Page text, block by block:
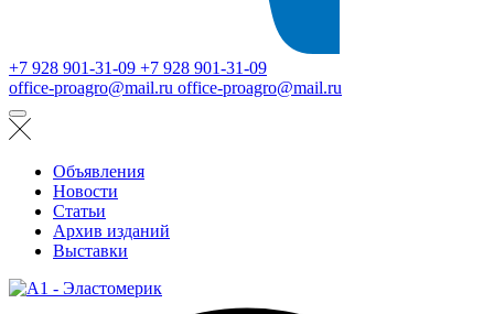
+7 928 901-31-09 +7 928 901-31-09
office-proagro@mail.ru office-proagro@mail.ru
Объявления
Новости
Статьи
Архив изданий
Выставки